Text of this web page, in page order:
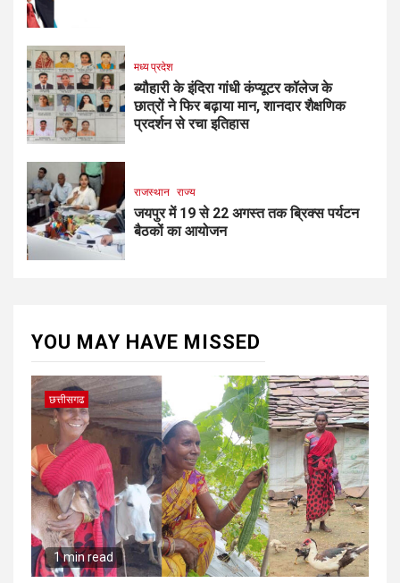
मध्य प्रदेश
ब्यौहारी के इंदिरा गांधी कंप्यूटर कॉलेज के
छात्रों ने फिर बढ़ाया मान, शानदार शैक्षणिक
प्रदर्शन से रचा इतिहास
राजस्थान राज्य
जयपुर में 19 से 22 अगस्त तक ब्रिक्स पर्यटन
बैठकों का आयोजन
YOU MAY HAVE MISSED
छत्तीसगढ
1 min read